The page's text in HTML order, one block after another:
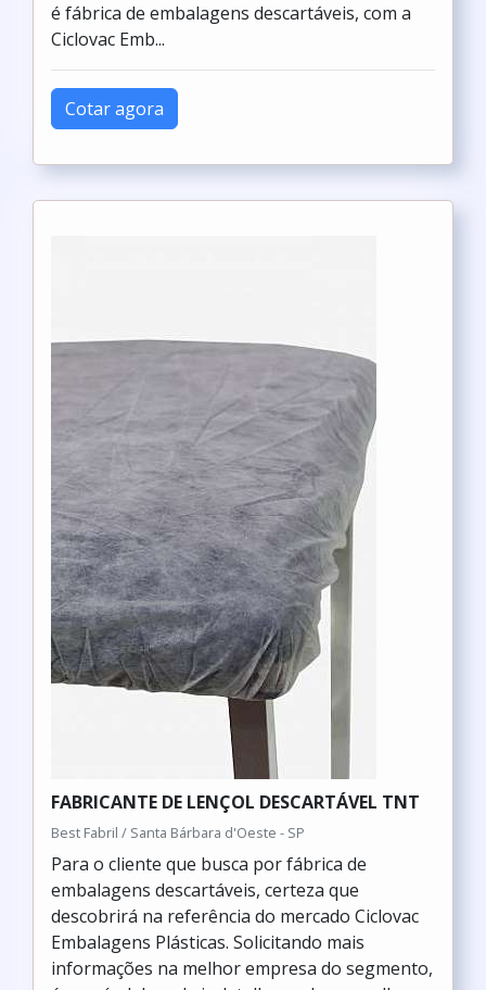
é fábrica de embalagens descartáveis, com a
Ciclovac Emb...
Cotar agora
FABRICANTE DE LENÇOL DESCARTÁVEL TNT
Best Fabril / Santa Bárbara d'Oeste - SP
Para o cliente que busca por fábrica de
embalagens descartáveis, certeza que
descobrirá na referência do mercado Ciclovac
Embalagens Plásticas. Solicitando mais
informações na melhor empresa do segmento,